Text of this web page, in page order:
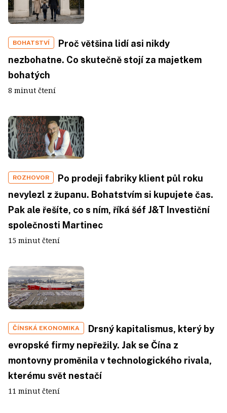
BOHATSTVÍ
Proč většina lidí asi nikdy
nezbohatne. Co skutečně stojí za majetkem
bohatých
8 minut čtení
ROZHOVOR
Po prodeji fabriky klient půl roku
nevylezl z županu. Bohatstvím si kupujete čas.
Pak ale řešíte, co s ním, říká šéf J&T Investiční
společnosti Martinec
15 minut čtení
ČÍNSKÁ EKONOMIKA
Drsný kapitalismus, který by
evropské firmy nepřežily. Jak se Čína z
montovny proměnila v technologického rivala,
kterému svět nestačí
11 minut čtení